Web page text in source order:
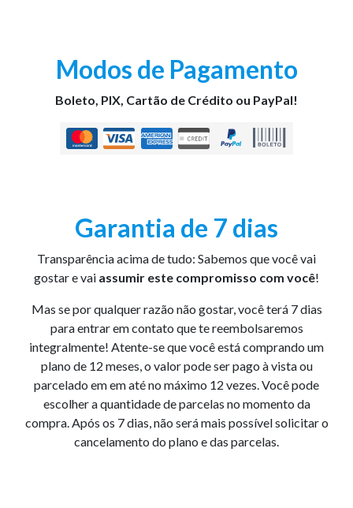
Modos de Pagamento
Boleto, PIX, Cartão de Crédito ou PayPal!
Garantia de 7 dias
Transparência acima de tudo: Sabemos que você vai
gostar e vai assumir este compromisso com você!
Mas se por qualquer razão não gostar, você terá 7 dias
para entrar em contato que te reembolsaremos
integralmente! Atente-se que você está comprando um
plano de 12 meses, o valor pode ser pago à vista ou
parcelado em em até no máximo 12 vezes. Você pode
escolher a quantidade de parcelas no momento da
compra. Após os 7 dias, não será mais possível solicitar o
cancelamento do plano e das parcelas.